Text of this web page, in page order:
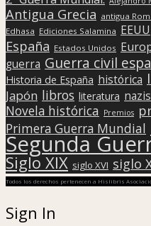
Antigua Grecia antigua
Edhasa Ediciones Salamina EEUU
España Estados Unidos
guerra Guerra civil
Historia de España histórica
Japón libros literatura
Novela histórica Premios
Primera Guerra Mundial
Segunda
Siglo XIX siglo XVI siglo
Todos los derechos pertenecen a Hislibris
Sign In